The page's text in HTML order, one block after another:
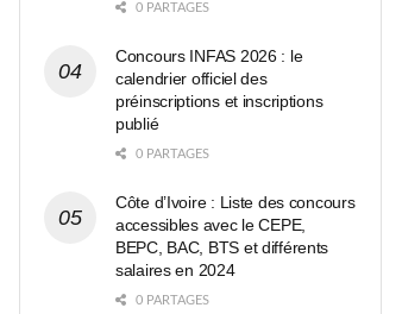
0 PARTAGES
Concours INFAS 2026 : le
calendrier officiel des
préinscriptions et inscriptions
publié
0 PARTAGES
Côte d’Ivoire : Liste des concours
accessibles avec le CEPE,
BEPC, BAC, BTS et différents
salaires en 2024
0 PARTAGES